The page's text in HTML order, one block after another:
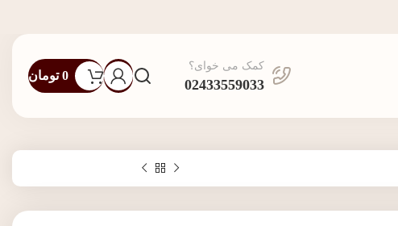
کمک می خوای؟
02433559033
0 تومان